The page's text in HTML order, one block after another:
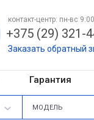
контакт-центр: пн-вс
+375 (29) 321-
Заказать обратный
Гарантия
МОДЕЛЬ